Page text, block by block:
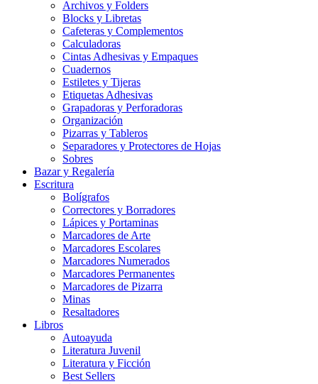
Archivos y Folders
Blocks y Libretas
Cafeteras y Complementos
Calculadoras
Cintas Adhesivas y Empaques
Cuadernos
Estiletes y Tijeras
Etiquetas Adhesivas
Grapadoras y Perforadoras
Organización
Pizarras y Tableros
Separadores y Protectores de Hojas
Sobres
Bazar y Regalería
Escritura
Bolígrafos
Correctores y Borradores
Lápices y Portaminas
Marcadores de Arte
Marcadores Escolares
Marcadores Numerados
Marcadores Permanentes
Marcadores de Pizarra
Minas
Resaltadores
Libros
Autoayuda
Literatura Juvenil
Literatura y Ficción
Best Sellers